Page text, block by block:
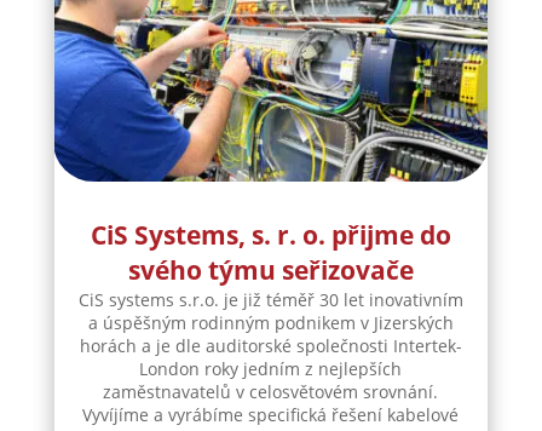
CiS Systems, s. r. o. přijme do
svého týmu seřizovače
CiS systems s.r.o. je již téměř 30 let inovativním
a úspěšným rodinným podnikem v Jizerských
horách a je dle auditorské společnosti Intertek-
London roky jedním z nejlepších
zaměstnavatelů v celosvětovém srovnání.
Vyvíjíme a vyrábíme specifická řešení kabelové